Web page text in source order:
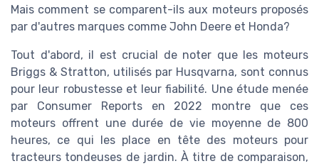
Mais comment se comparent-ils aux moteurs proposés
par d'autres marques comme John Deere et Honda?
Tout d'abord, il est crucial de noter que les moteurs
Briggs & Stratton, utilisés par Husqvarna, sont connus
pour leur robustesse et leur fiabilité. Une étude menée
par Consumer Reports en 2022 montre que ces
moteurs offrent une durée de vie moyenne de 800
heures, ce qui les place en tête des moteurs pour
tracteurs tondeuses de jardin. À titre de comparaison,